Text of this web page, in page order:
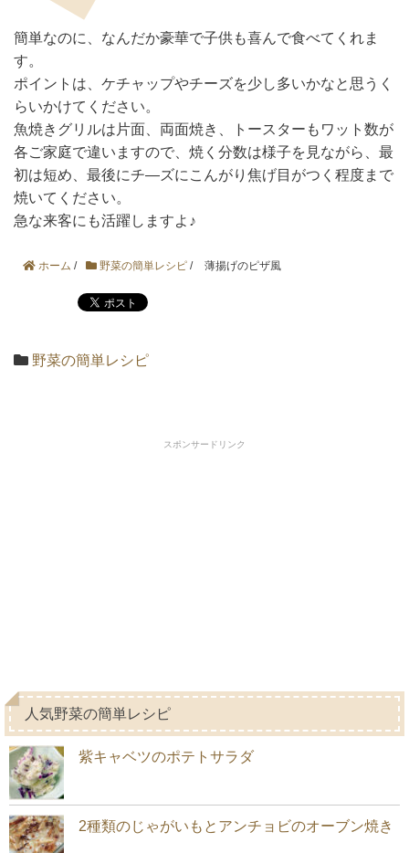
簡単なのに、なんだか豪華で子供も喜んで食べてくれま
す。
ポイントは、ケチャップやチーズを少し多いかなと思うく
らいかけてください。
魚焼きグリルは片面、両面焼き、トースターもワット数が
各ご家庭で違いますので、焼く分数は様子を見ながら、最
初は短め、最後にチ―ズにこんがり焦げ目がつく程度まで
焼いてください。
急な来客にも活躍しますよ♪
ホーム / 野菜の簡単レシピ / 薄揚げのピザ風
野菜の簡単レシピ
スポンサードリンク
人気野菜の簡単レシピ
紫キャベツのポテトサラダ
2種類のじゃがいもとアンチョビのオーブン焼き